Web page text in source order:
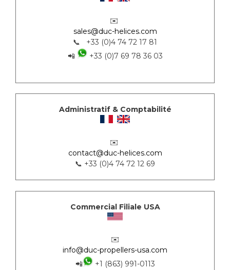
✉️
sales@duc-helices.com
📞 +33 (0)4 74 72 17 81
📲
+33 (0)7 69 78 36 03
Administratif & Comptabilité
✉️
contact@duc-helices.com
📞 +33 (0)4 74 72 12 69
Commercial Filiale USA
✉️
info@duc-propellers-usa.com
📲
+1 (863) 991-0113